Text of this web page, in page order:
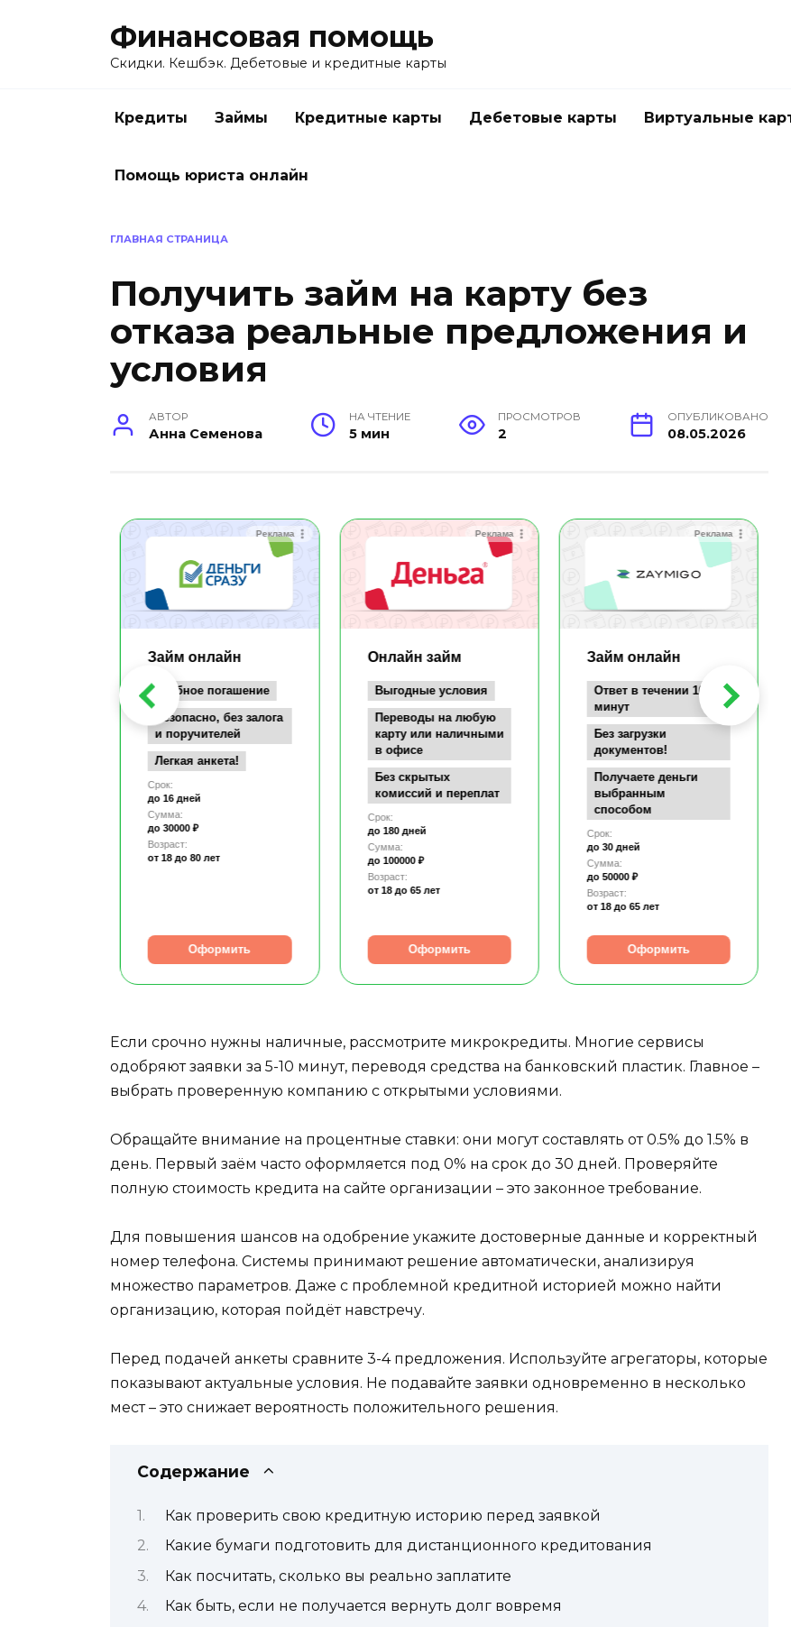
Финансовая помощь
Скидки. Кешбэк. Дебетовые и кредитные карты
Кредиты Займы Кредитные карты Дебетовые карты Виртуальные
Помощь юриста онлайн
ГЛАВНАЯ СТРАНИЦА
Получить займ на карту без
отказа реальные предложения и
условия
АВТОР
Анна Семенова
НА ЧТЕНИЕ
5 мин
ПРОСМОТРОВ
2
ОПУБЛИКОВАНО
08.05.2026
Реклама
Займ онлайн
Удобное погашение
Безопасно, без залога
и поручителей
Легкая анкета!
Срок:
до 16 дней
Сумма:
до 30000 ₽
Возраст:
от 18 до 80 лет
Оформить
Реклама
Онлайн займ
Выгодные условия
Переводы на любую
карту или наличными
в офисе
Без скрытых
комиссий и переплат
Срок:
до 180 дней
Сумма:
до 100000 ₽
Возраст:
от 18 до 65 лет
Оформить
Реклама
Займ онлайн
Ответ в течении 10
минут
Без загрузки
документов!
Получаете деньги
выбранным
способом
Срок:
до 30 дней
Сумма:
до 50000 ₽
Возраст:
от 18 до 65 лет
Оформить
Если срочно нужны наличные, рассмотрите микрокредиты. Многие сервисы
одобряют заявки за 5-10 минут, переводя средства на банковский пластик. Главное –
выбрать проверенную компанию с открытыми условиями.
Обращайте внимание на процентные ставки: они могут составлять от 0.5% до 1.5% в
день. Первый заём часто оформляется под 0% на срок до 30 дней. Проверяйте
полную стоимость кредита на сайте организации – это законное требование.
Для повышения шансов на одобрение укажите достоверные данные и корректный
номер телефона. Системы принимают решение автоматически, анализируя
множество параметров. Даже с проблемной кредитной историей можно найти
организацию, которая пойдёт навстречу.
Перед подачей анкеты сравните 3-4 предложения. Используйте агрегаторы, которые
показывают актуальные условия. Не подавайте заявки одновременно в несколько
мест – это снижает вероятность положительного решения.
Содержание
Как проверить свою кредитную историю перед заявкой
Какие бумаги подготовить для дистанционного кредитования
Как посчитать, сколько вы реально заплатите
Как быть, если не получается вернуть долг вовремя